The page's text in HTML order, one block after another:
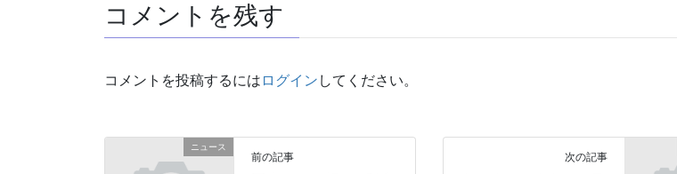
コメントを残す
コメントを投稿するには ログイン してください。
ニュース
前の記事 次の記事